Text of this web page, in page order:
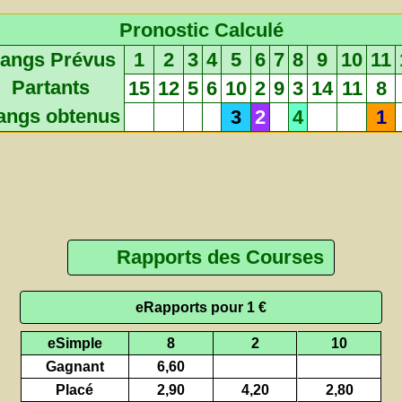
Pronostic Calculé
Prévus
1 2 3 4 5 6 7 8 9 10 11
Partants
15 12 5 6 10 2 9 3 14 11
8
obtenus
3 2 4 1
Rapports des Courses
eRapports pour 1 €
eSimple 8 2
10
Gagnant
6,60
Placé
2,90 4,20 2,80